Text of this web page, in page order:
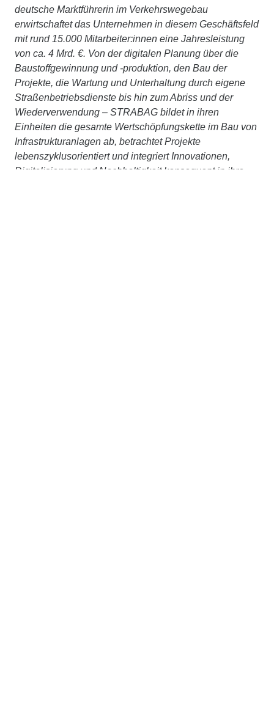
deutsche Marktführerin im Verkehrswegebau
erwirtschaftet das Unternehmen in diesem Geschäftsfeld
mit rund 15.000 Mitarbeiter:innen eine Jahresleistung
von ca. 4 Mrd. €. Von der digitalen Planung über die
Baustoffgewinnung und -produktion, den Bau der
Projekte, die Wartung und Unterhaltung durch eigene
Straßenbetriebsdienste bis hin zum Abriss und der
Wiederverwendung – STRABAG bildet in ihren
Einheiten die gesamte Wertschöpfungskette im Bau von
Infrastrukturanlagen ab, betrachtet Projekte
lebenszyklusorientiert und integriert Innovationen,
Digitalisierung und Nachhaltigkeit konsequent in ihre